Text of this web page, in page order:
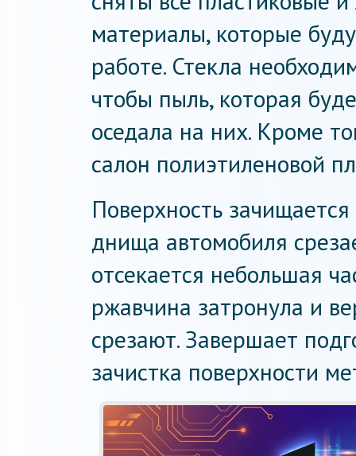
материалы, которые
работе. Стекла
чтобы пыль, которая
оседала на них. Кроме
салон полиэтиленовой
Поверхность
днища автомобиля
отсекается небольшая
ржавчина затронула и
срезают. Завершает
зачистка поверхности